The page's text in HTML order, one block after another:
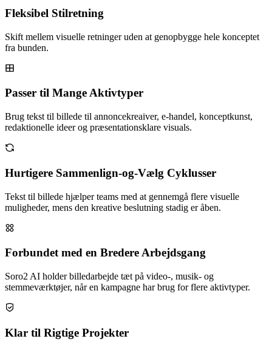
Fleksibel Stilretning
Skift mellem visuelle retninger uden at genopbygge hele konceptet
fra bunden.
Passer til Mange Aktivtyper
Brug tekst til billede til annoncekreaiver, e-handel, konceptkunst,
redaktionelle ideer og præsentationsklare visuals.
Hurtigere Sammenlign-og-Vælg Cyklusser
Tekst til billede hjælper teams med at gennemgå flere visuelle
muligheder, mens den kreative beslutning stadig er åben.
Forbundet med en Bredere Arbejdsgang
Soro2 AI holder billedarbejde tæt på video-, musik- og
stemmeværktøjer, når en kampagne har brug for flere aktivtyper.
Klar til Rigtige Projekter